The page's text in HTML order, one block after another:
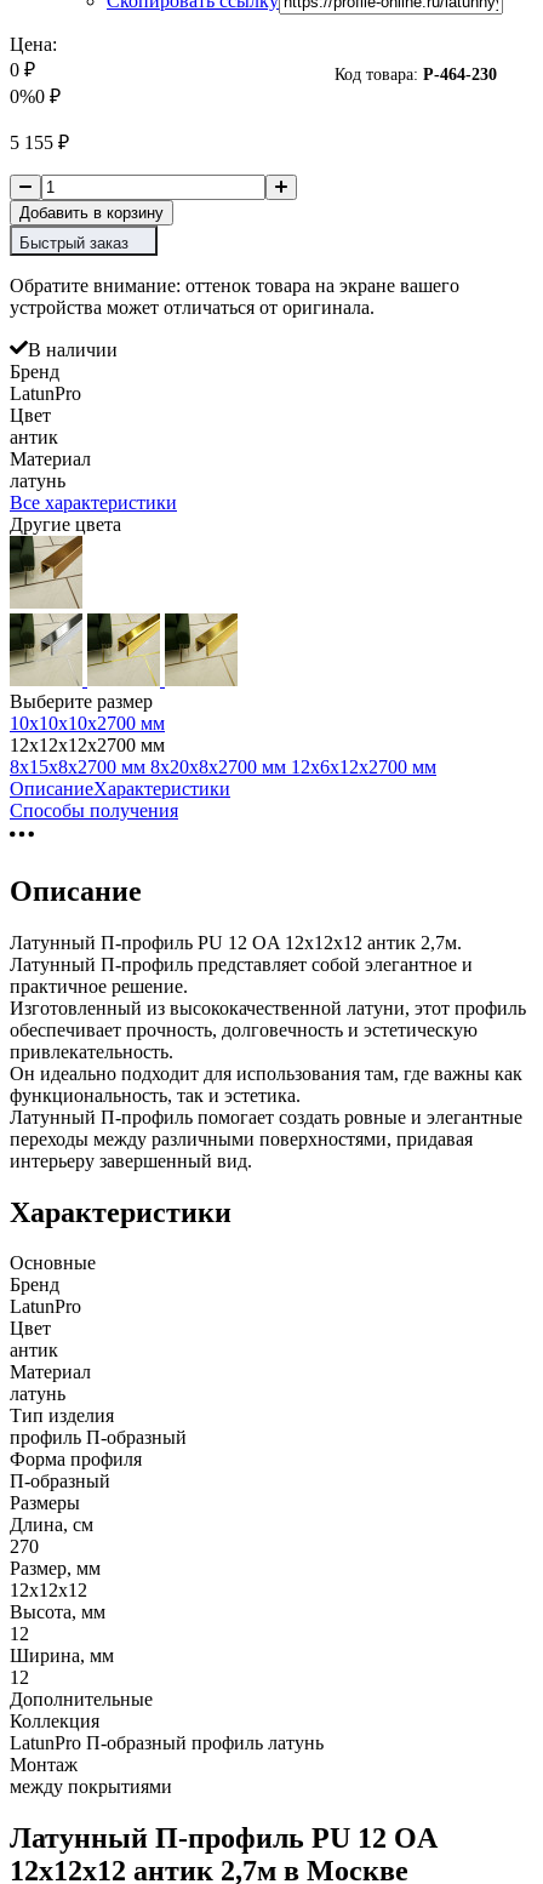
Код товара: P-464-230
Цена:
0 ₽
0%0 ₽
5 155 ₽
Добавить в корзину
Быстрый заказ
Обратите внимание: оттенок товара на экране вашего
устройства может отличаться от оригинала.
В наличии
Бренд
LatunPro
Цвет
антик
Материал
латунь
Все характеристики
Другие цвета
Выберите размер
10х10х10х2700 мм
12х12х12х2700 мм
8х15х8х2700 мм 8х20х8х2700 мм 12х6х12х2700 мм
ОписаниеХарактеристики
Способы получения
Описание
Латунный П-профиль PU 12 OA 12х12х12 антик 2,7м.
Латунный П-профиль представляет собой элегантное и
практичное решение.
Изготовленный из высококачественной латуни, этот профиль
обеспечивает прочность, долговечность и эстетическую
привлекательность.
Он идеально подходит для использования там, где важны как
функциональность, так и эстетика.
Латунный П-профиль помогает создать ровные и элегантные
переходы между различными поверхностями, придавая
интерьеру завершенный вид.
Характеристики
Основные
Бренд
LatunPro
Цвет
антик
Материал
латунь
Тип изделия
профиль П-образный
Форма профиля
П-образный
Размеры
Длина, см
270
Размер, мм
12х12х12
Высота, мм
12
Ширина, мм
12
Дополнительные
Коллекция
LatunPro П-образный профиль латунь
Монтаж
между покрытиями
Латунный П-профиль PU 12 OA
12х12х12 антик 2,7м в Москве